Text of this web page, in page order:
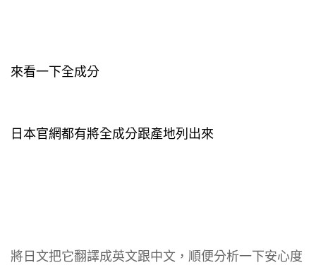
來看一下全成分
日本官網都有將全成分跟產地列出來
將日文把它翻譯成英文跟中文，順便分析一下安心度